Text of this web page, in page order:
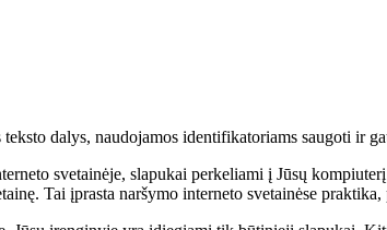
teksto dalys, naudojamos identifikatoriams saugoti ir
svetainėje, slapukai perkeliami į Jūsų
Tai įprasta naršymo interneto svetainėse